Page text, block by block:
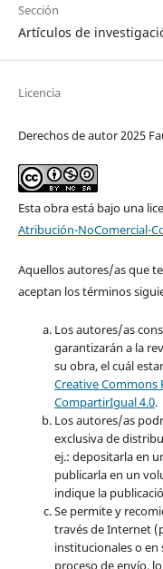
Sección
Artículos de
Licencia
Derechos de autor 2025
Esta obra está bajo una
Atribución-NoComercial-
Aquellos autores/as que
aceptan los términos
Los autores/as
garantizarán a la
su obra, el cuál
Creative Commons
CompartirIgual 4.0.
Los autores/as
exclusiva de
ej.: depositarla en
publicarla en un
indique la
Se permite y
través de Internet
institucionales o
proceso de envío,